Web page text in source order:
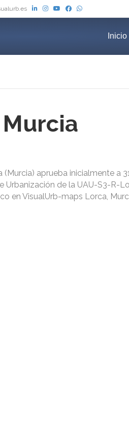
Inicio
(Murcia) aprueba inicialmente a
Urbanización de la UAU-S3-R-
en VisualUrb-maps Lorca,